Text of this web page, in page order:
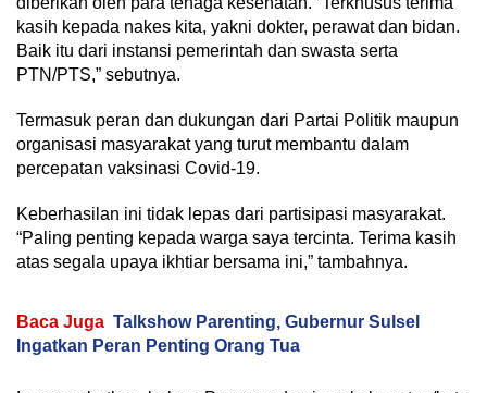
kasih kepada nakes kita, yakni dokter, perawat dan bidan.
Baik itu dari instansi pemerintah dan swasta serta
PTN/PTS,” sebutnya.
Termasuk peran dan dukungan dari Partai Politik maupun
organisasi masyarakat yang turut membantu dalam
percepatan vaksinasi Covid-19.
Keberhasilan ini tidak lepas dari partisipasi masyarakat.
“Paling penting kepada warga saya tercinta. Terima kasih
atas segala upaya ikhtiar bersama ini,” tambahnya.
Baca Juga Talkshow Parenting, Gubernur Sulsel
Ingatkan Peran Penting Orang Tua